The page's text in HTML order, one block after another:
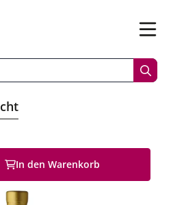
Menü
In den Warenkorb